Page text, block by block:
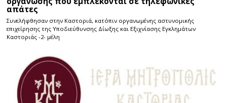
απάτες
Συνελήφθησαν στην Καστοριά, κατόπιν οργανωμένης αστυνομικής
επιχείρησης της Υποδιεύθυνσης Δίωξης και Εξιχνίασης Εγκλημάτων
Καστοριάς -2- μέλη